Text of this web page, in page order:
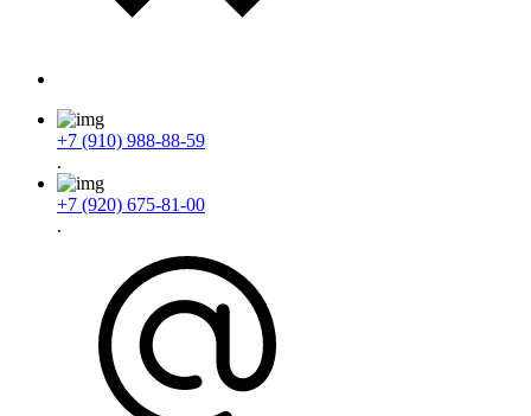
+7 (910) 988-88-59
.
+7 (920) 675-81-00
.